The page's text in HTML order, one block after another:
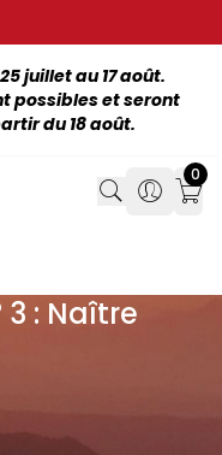
juillet au 17 août.
possibles et seront
du 18 août.
Search
Search
0
: Naître